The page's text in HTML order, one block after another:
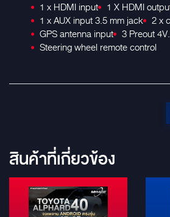
1 x HDMI input 1 X HDMI
1 x AUX input 3.5 mm jack 2 x
GPS antenna input 3 Preout 4V.
Steering wheel remote control
สินค้าที่เกี่ยวข้อง